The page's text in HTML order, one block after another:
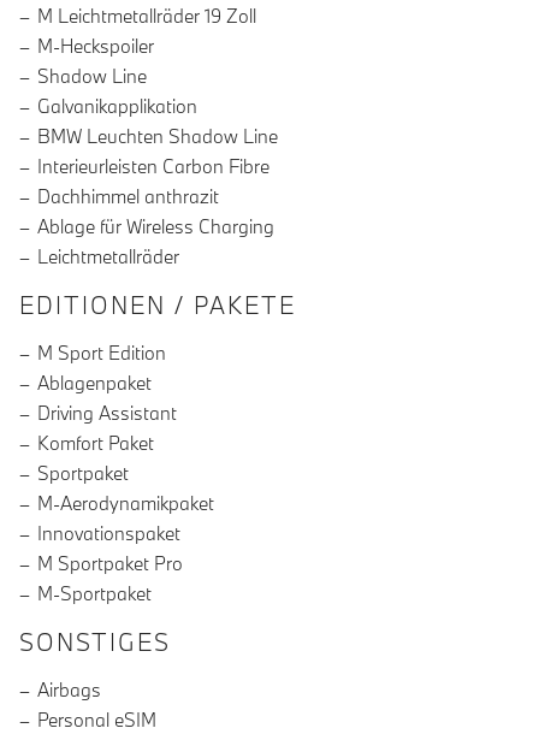
M Leichtmetallräder 19 Zoll
M-Heckspoiler
Shadow Line
Galvanikapplikation
BMW Leuchten Shadow Line
Interieurleisten Carbon Fibre
Dachhimmel anthrazit
Ablage für Wireless Charging
Leichtmetallräder
EDITIONEN / PAKETE
M Sport Edition
Ablagenpaket
Driving Assistant
Komfort Paket
Sportpaket
M-Aerodynamikpaket
Innovationspaket
M Sportpaket Pro
M-Sportpaket
SONSTIGES
Airbags
Personal eSIM